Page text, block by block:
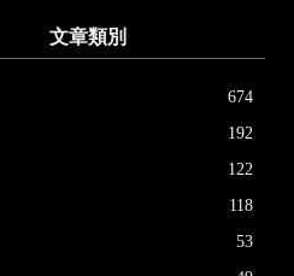
文章類別
674
192
122
118
53